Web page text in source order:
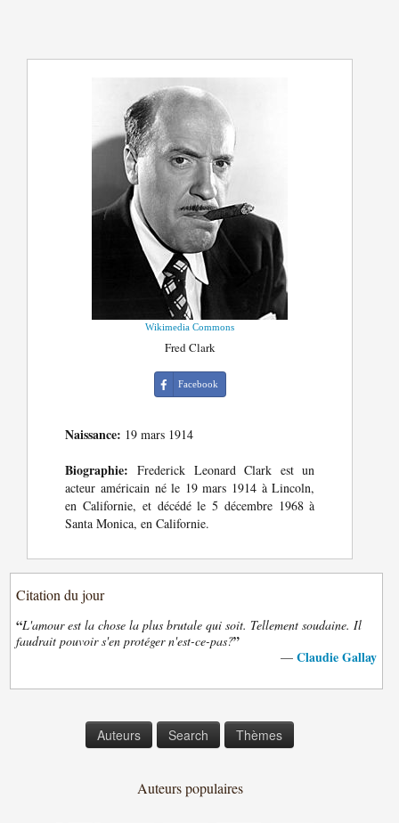
Wikimedia Commons
Fred Clark
Facebook
Naissance: 19 mars 1914
Biographie: Frederick Leonard Clark est un
acteur américain né le 19 mars 1914 à Lincoln,
en Californie, et décédé le 5 décembre 1968 à
Santa Monica, en Californie.
Citation du jour
“L'amour est la chose la plus brutale qui soit. Tellement soudaine. Il
faudrait pouvoir s'en protéger n'est-ce-pas?”
— Claudie Gallay
Auteurs Search Thèmes
Auteurs populaires